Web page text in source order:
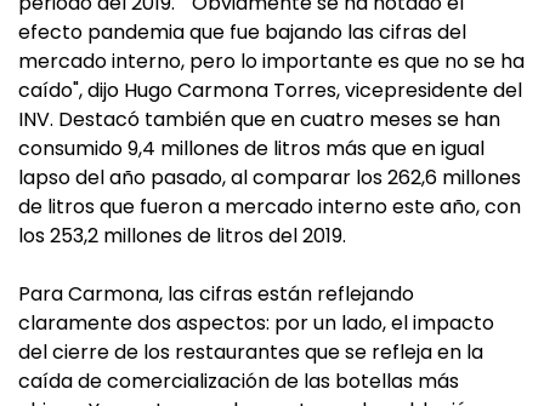
efecto pandemia que fue bajando las cifras del
mercado interno, pero lo importante es que no se ha
caído", dijo Hugo Carmona Torres, vicepresidente del
INV. Destacó también que en cuatro meses se han
consumido 9,4 millones de litros más que en igual
lapso del año pasado, al comparar los 262,6 millones
de litros que fueron a mercado interno este año, con
los 253,2 millones de litros del 2019.
Para Carmona, las cifras están reflejando
claramente dos aspectos: por un lado, el impacto
del cierre de los restaurantes que se refleja en la
caída de comercialización de las botellas más